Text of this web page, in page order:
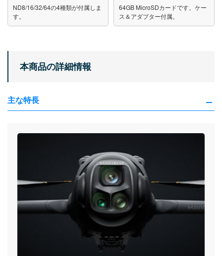
ND8/16/32/64の4種類が付属しま
す。
64GB MicroSDカードです。ケー
ス＆アダプター付属。
本商品の詳細情報
主な特長